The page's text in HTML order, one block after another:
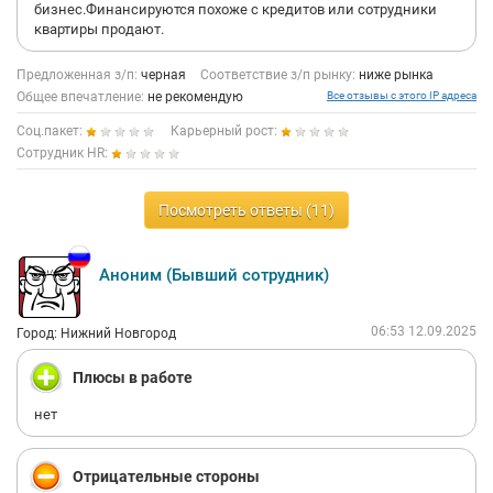
бизнес.Финансируются похоже с кредитов или сотрудники
квартиры продают.
Предложенная з/п: черная Соответствие з/п рынку: ниже рынка
Общее впечатление: не рекомендую Все отзывы с этого IP адреса
Соц.пакет:
Карьерный рост:
Сотрудник HR:
Посмотреть ответы (11)
Аноним (Бывший сотрудник)
Город: Нижний Новгород 06:53 12.09.2025
Плюсы в работе
нет
Отрицательные стороны